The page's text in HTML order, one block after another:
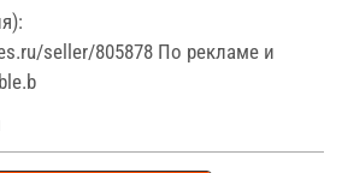
seller/805878 По рекламе и